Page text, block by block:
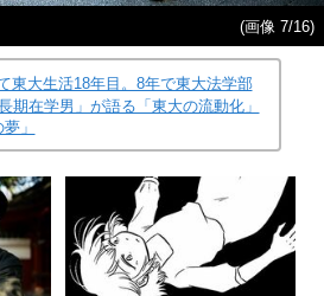
(画像 7/16)
東大生活18年目。8年で東大法学部
期在学男」が語る「東大の流動化」
」